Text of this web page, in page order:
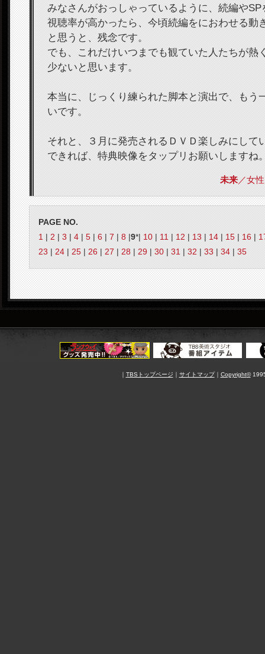
みなさんがおっしゃっているように、続編やSP
視聴率が高かったら、今頃続編をにおわせる
と思うと、残念です。
でも、これだけいつまでも観ていた人たちが熱
少ないと思います。
本当に、じっくり練られた脚本と演出で、もう
いです。
それと、３月に発売されるＤＶＤ楽しみにして
できれば、特典映像をタップリお願いしますね
未来／女
PAGE NO.
1
2 3 4 5 6 7 8 9*| 10 11 12 13 14 15 16
23
24 25 26 27 28 29 30 31 32 33 34 35
｜ TBSトップページ ｜ サイトマップ｜ Copyright©